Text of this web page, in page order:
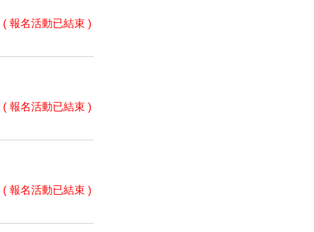
( 報名活動已結束 )
( 報名活動已結束 )
( 報名活動已結束 )